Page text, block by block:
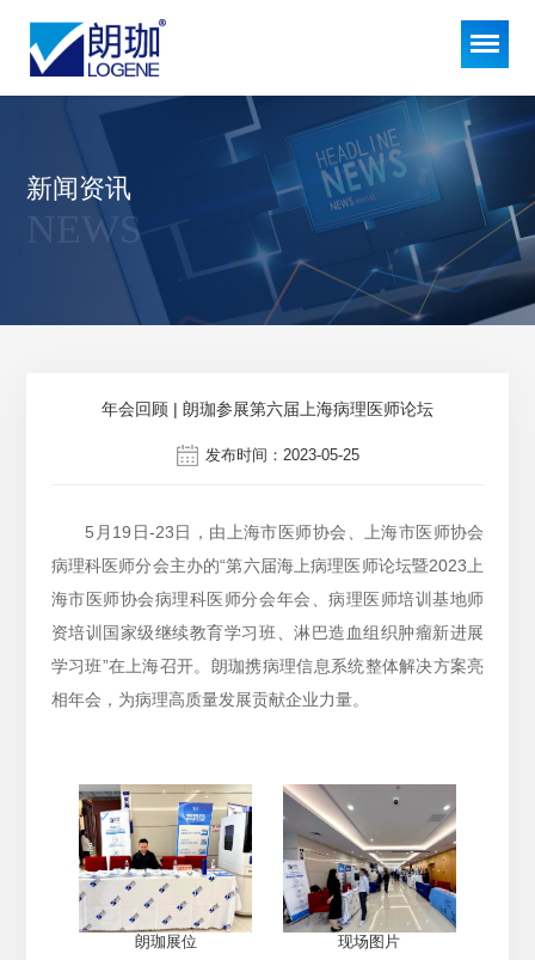
新闻资讯
NEWS
年会回顾 | 朗珈参展第六届上海病理医师论坛
发布时间：2023-05-25
5月19日-23日，由上海市医师协会、上海市医师协会
病理科医师分会主办的“第六届海上病理医师论坛暨2023上
海市医师协会病理科医师分会年会、病理医师培训基地师
资培训国家级继续教育学习班、淋巴造血组织肿瘤新进展
学习班”在上海召开。朗珈携病理信息系统整体解决方案亮
相年会，为病理高质量发展贡献企业力量。
朗珈展位 现场图片